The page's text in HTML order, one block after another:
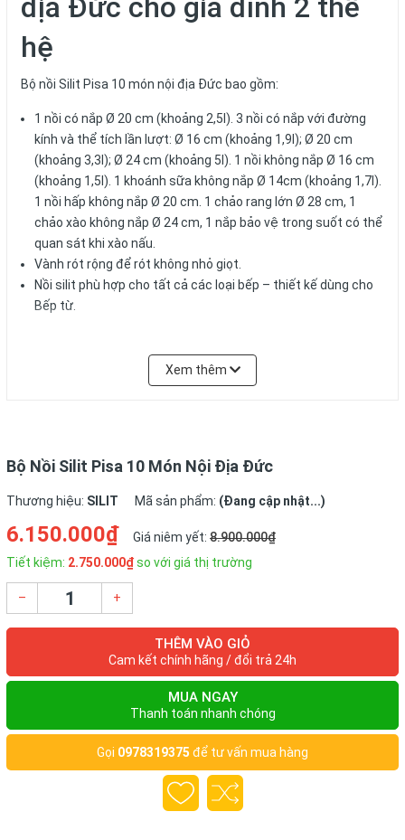
địa Đức cho gia đình 2 thế
hệ
Bộ nồi Silit Pisa 10 món nội địa Đức bao gồm:
1 nồi có nắp Ø 20 cm (khoảng 2,5l). 3 nồi có nắp với đường
kính và thể tích lần lượt: Ø 16 cm (khoảng 1,9l); Ø 20 cm
(khoảng 3,3l); Ø 24 cm (khoảng 5l). 1 nồi không nắp Ø 16 cm
(khoảng 1,5l). 1 khoánh sữa không nắp Ø 14cm (khoảng 1,7l).
1 nồi hấp không nắp Ø 20 cm. 1 chảo rang lớn Ø 28 cm, 1
chảo xào không nắp Ø 24 cm, 1 nắp bảo vệ trong suốt có thể
quan sát khi xào nấu.
Vành rót rộng để rót không nhỏ giọt.
Nồi silit phù hợp cho tất cả các loại bếp – thiết kế dùng cho
Bếp từ.
Bộ nồi Silit Pisa 10 món – Giá đang bán tại Việt nam rất tốt
Allherdboden:
để tiết kiệm năng lượng.
Chất liệu: Thép không rỉ đặc biệt Cromargan 18/10 – An
toàn cho máy rửa bát, dễ lau chùi, thích hợp để nướng,
không tiết độc tố kể cả ở nhiệt độ cao, chống axit, oxi hóa.
Sản xuất nội địa Đức.
⇒ Nguồn thông tin sản phẩm được tổng hợp tại
Xem thêm
Bộ Nồi Silit Pisa 10 Món Nội Địa Đức
Thương hiệu: SILIT Mã sản phẩm: (Đang cập nhật...)
6.150.000₫ Giá niêm yết: 8.900.000₫
Tiết kiệm: 2.750.000₫so với giá thị trường
– +
THÊM VÀO GIỎ
Cam kết chính hãng / đổi trả 24h
MUA NGAY
Thanh toán nhanh chóng
Gọi 0978319375 để tư vấn mua hàng